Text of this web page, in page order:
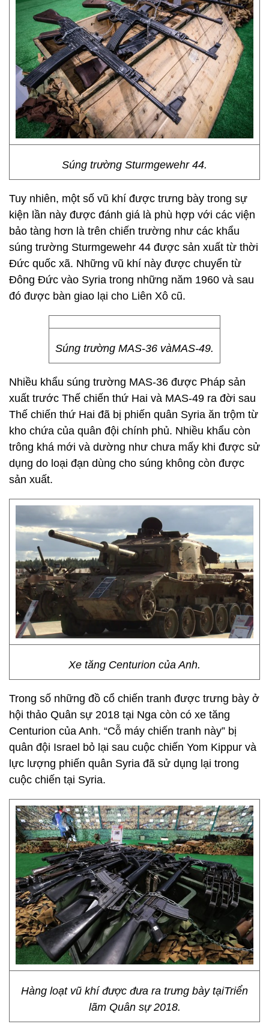
Súng trường Sturmgewehr 44.
Tuy nhiên, một số vũ khí được trưng bày trong sự
kiện lần này được đánh giá là phù hợp với các viện
bảo tàng hơn là trên chiến trường như các khẩu
súng trường Sturmgewehr 44 được sản xuất từ thời
Đức quốc xã. Những vũ khí này được chuyển từ
Đông Đức vào Syria trong những năm 1960 và sau
đó được bàn giao lại cho Liên Xô cũ.
Súng trường MAS-36 vàMAS-49.
Nhiều khẩu súng trường MAS-36 được Pháp sản
xuất trước Thế chiến thứ Hai và MAS-49 ra đời sau
Thế chiến thứ Hai đã bị phiến quân Syria ăn trộm từ
kho chứa của quân đội chính phủ. Nhiều khẩu còn
trông khá mới và dường như chưa mấy khi được sử
dụng do loại đạn dùng cho súng không còn được
sản xuất.
Xe tăng Centurion của Anh.
Trong số những đồ cổ chiến tranh được trưng bày ở
hội thảo Quân sự 2018 tại Nga còn có xe tăng
Centurion của Anh. “Cỗ máy chiến tranh này” bị
quân đội Israel bỏ lại sau cuộc chiến Yom Kippur và
lực lượng phiến quân Syria đã sử dụng lại trong
cuộc chiến tại Syria.
Hàng loạt vũ khí được đưa ra trưng bày tạiTriển
lãm Quân sự 2018.